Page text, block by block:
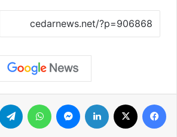
فيسبوك لينكدإن ماسنجر واتساب